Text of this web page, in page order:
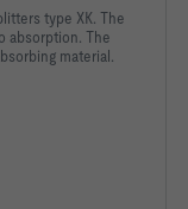
type XK. The
absorption. The
material.